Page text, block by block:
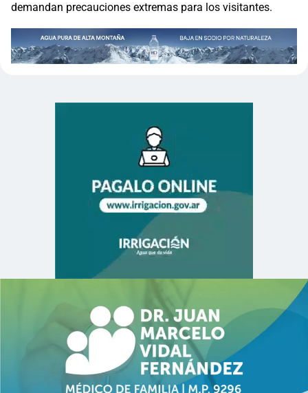
demandan precauciones extremas para los visitantes.